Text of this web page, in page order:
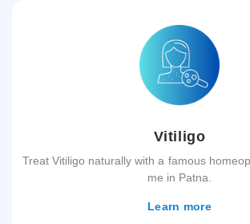
Vitiligo
Treat Vitiligo naturally with a famous
me in Patna.
Learn more